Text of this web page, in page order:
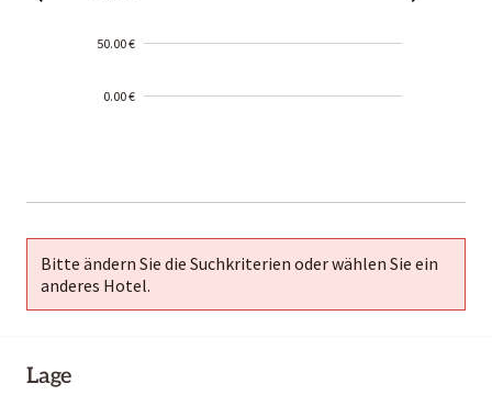
50.00 €
0.00 €
01-02
Bitte ändern Sie die Suchkriterien oder wählen Sie ein
anderes Hotel.
Lage